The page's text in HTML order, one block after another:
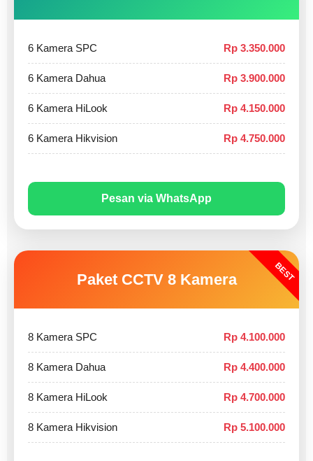
6 Kamera SPC Rp 3.350.000
6 Kamera Dahua Rp 3.900.000
6 Kamera HiLook Rp 4.150.000
6 Kamera Hikvision Rp 4.750.000
Pesan via WhatsApp
BEST
Paket CCTV 8 Kamera
8 Kamera SPC Rp 4.100.000
8 Kamera Dahua Rp 4.400.000
8 Kamera HiLook Rp 4.700.000
8 Kamera Hikvision Rp 5.100.000